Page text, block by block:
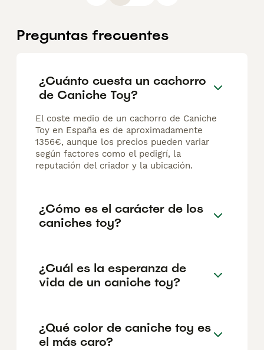
Preguntas frecuentes
¿Cuánto cuesta un cachorro
de Caniche Toy?
El coste medio de un cachorro de Caniche
Toy en España es de aproximadamente
1356€, aunque los precios pueden variar
según factores como el pedigrí, la
reputación del criador y la ubicación.
¿Cómo es el carácter de los
caniches toy?
¿Cuál es la esperanza de
vida de un caniche toy?
¿Qué color de caniche toy es
el más caro?